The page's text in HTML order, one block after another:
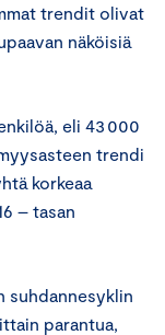
trendit olivat
näköisiä
eli 43 000
trendi
korkeaa
– tasan
suhdannesyklin
parantua,